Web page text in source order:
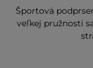
Športová
veľkej pružnosti